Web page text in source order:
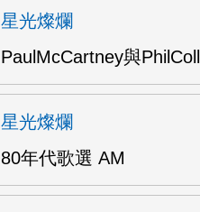
星光燦爛
PaulMcCartney與
星光燦爛
80年代歌選 AM